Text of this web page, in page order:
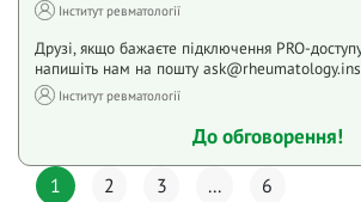
Інститут ревматології
Друзі, якщо бажаєте підключення PRO-
напишіть нам на пошту
Інститут ревматології
До обговорення!
1 2 3 ... 6